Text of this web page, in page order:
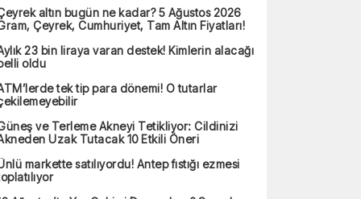
altın bugün ne kadar? 5 Ağustos 2026
Çeyrek, Cumhuriyet, Tam Altın Fiyatları!
23 bin liraya varan destek! Kimlerin alacağı
oldu
tek tip para dönemi! O tutarlar
ve Terleme Akneyi Tetikliyor: Cildinizi
Uzak Tutacak 10 Etkili Öneri
markette satılıyordu! Antep fıstığı ezmesi